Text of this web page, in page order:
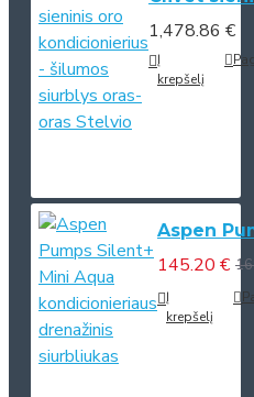
1,478.86 €
Į
krepšelį
Aspen
145.20 €
Į
krepšelį